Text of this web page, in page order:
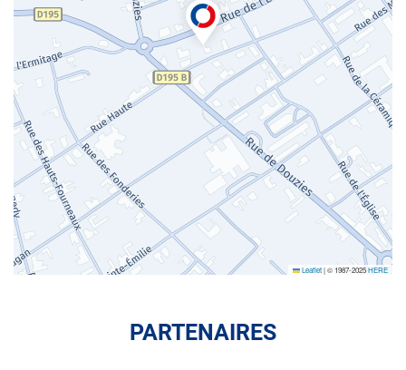
Leaflet|© 1987-2025HERE
PARTENAIRES